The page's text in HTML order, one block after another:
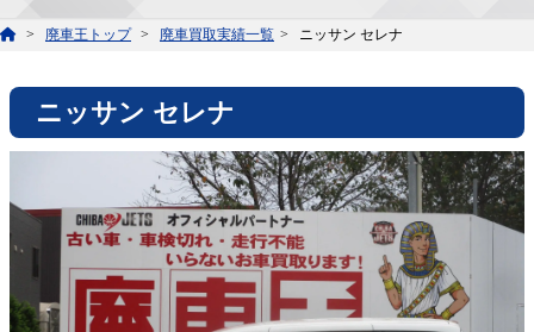
廃車王トップ 廃車買取実績一覧 ニッサン セレナ
ニッサン セレナ